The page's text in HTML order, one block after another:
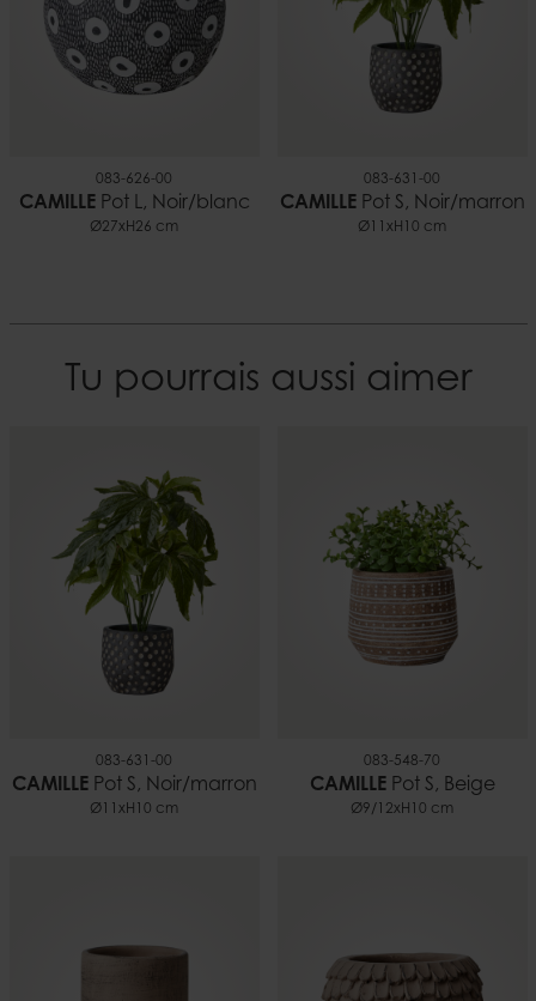
083-626-00
CAMILLEPot L, Noir/blanc
Ø27xH26 cm
083-631-00
CAMILLEPot S, Noir/marron
Ø11xH10 cm
Tu pourrais aussi aimer
083-631-00
CAMILLEPot S, Noir/marron
Ø11xH10 cm
083-548-70
CAMILLEPot S, Beige
Ø9/12xH10 cm